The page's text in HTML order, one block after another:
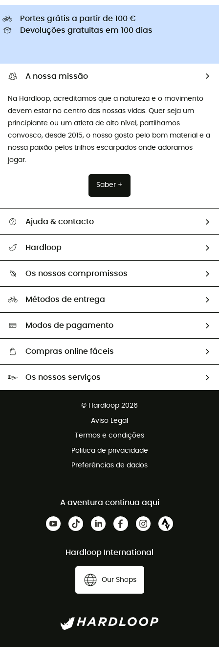
Portes grátis a partir de 100 €
Devoluções gratuitas em 100 dias
A nossa missão
Na Hardloop, acreditamos que a natureza e o movimento
devem estar no centro das nossas vidas. Quer seja um
principiante ou um atleta de alto nível, partilhamos
convosco, desde 2015, o nosso gosto pelo bom material e a
nossa paixão pelos trilhos escarpados onde adoramos
jogar.
Saber +
Ajuda & contacto
Devoluções e reembolsos
Guia de tamanhos
Trocas & Devoluções
Hardloop
Os nossos embaixadores
Os nossos compromissos
Seleção eco-responsável
Métodos de entrega
Modos de pagamento
Compras online fáceis
Devoluções gratuitas em 100 dias
Os nossos serviços
© Hardloop 2026
Aviso Legal
Termos e condições
Politica de privacidade
Preferências de dados
A aventura continua aqui
Hardloop International
Our Shops